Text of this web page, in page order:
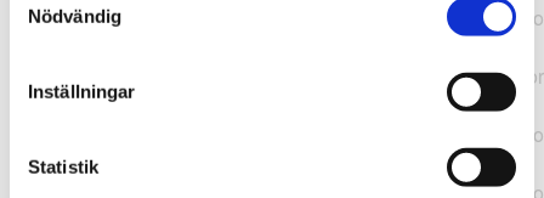
Nödvändig
Inställningar
Statistik
(https://webshop.pressbyran.se/_next/static/chunks/
https://webshop.pressbyran.se/_next/static/chunks/
b241200379730ac0.js:1:167872 at uI
(https://webshop.pressbyran.se/_next/static/chunks/
b241200379730ac0.js:1:167879) at uE
(https://webshop.pressbyran.se/_next/static/chunks/